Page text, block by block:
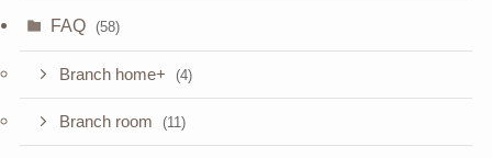
FAQ (58)
Branch home+ (4)
Branch room (11)